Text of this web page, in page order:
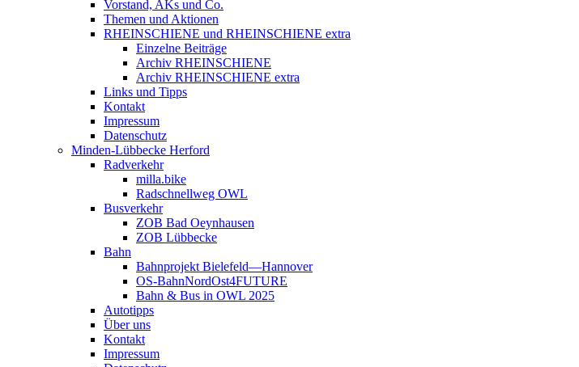
Vorstand, AKs und Co.
Themen und Aktionen
RHEINSCHIENE und RHEINSCHIENE extra
Einzelne Beiträge
Archiv RHEINSCHIENE
Archiv RHEINSCHIENE extra
Links und Tipps
Kontakt
Impressum
Datenschutz
Minden-Lübbecke Herford
Radverkehr
milla.bike
Radschnellweg OWL
Busverkehr
ZOB Bad Oeynhausen
ZOB Lübbecke
Bahn
Bahnprojekt Bielefeld—Hannover
OS-BahnNordOst4FUTURE
Bahn & Bus in OWL 2025
Autotipps
Über uns
Kontakt
Impressum